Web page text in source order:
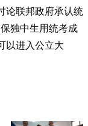
论联邦政府承认统
独中生用统考成
以进入公立大